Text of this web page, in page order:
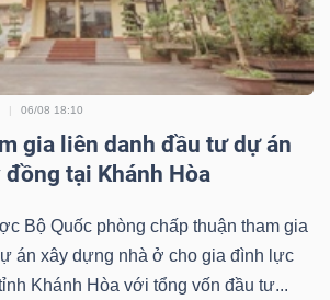
06/08 18:10
gia liên danh đầu tư dự án
đồng tại Khánh Hòa
Bộ Quốc phòng chấp thuận tham gia
án xây dựng nhà ở cho gia đình lực
Khánh Hòa với tổng vốn đầu tư...